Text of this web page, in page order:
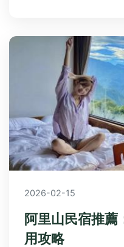
2026-02-15
阿里山民宿推薦
用攻略